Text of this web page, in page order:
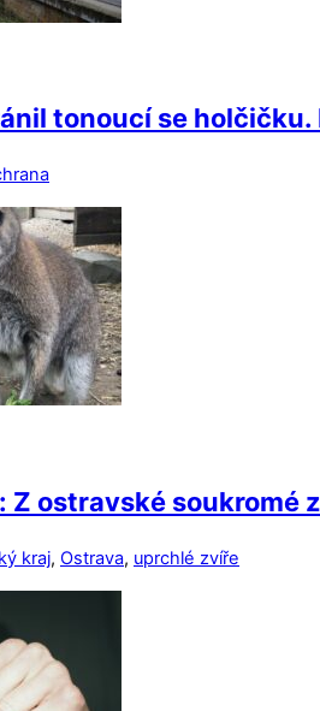
tonoucí se
Z ostravské soukromé
kraj, Ostrava, uprchlé zvíře